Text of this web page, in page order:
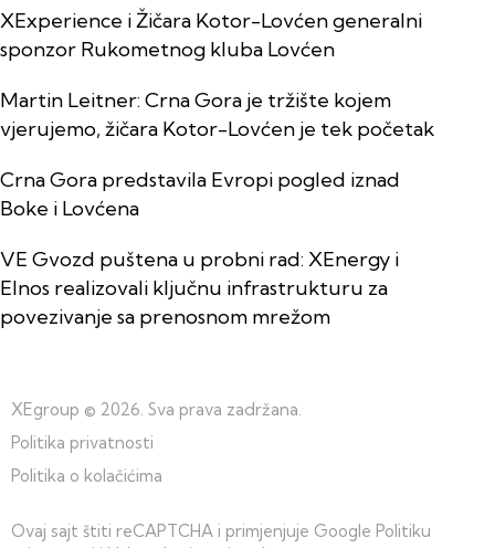
XExperience i Žičara Kotor-Lovćen generalni
sponzor Rukometnog kluba Lovćen
Martin Leitner: Crna Gora je tržište kojem
vjerujemo, žičara Kotor-Lovćen je tek početak
Crna Gora predstavila Evropi pogled iznad
Boke i Lovćena
VE Gvozd puštena u probni rad: XEnergy i
Elnos realizovali ključnu infrastrukturu za
povezivanje sa prenosnom mrežom
XEgroup © 2026. Sva prava zadržana.
Politika privatnosti
Politika o kolačićima
Ovaj sajt štiti reCAPTCHA i primjenjuje Google Politiku